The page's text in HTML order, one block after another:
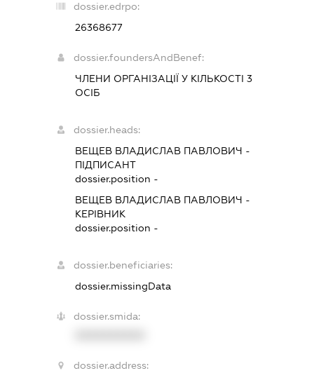
dossier.edrpo:
26368677
dossier.foundersAndBenef:
ЧЛЕНИ ОРГАНІЗАЦІЇ У КІЛЬКОСТІ 3
ОСІБ
dossier.heads:
ВЕЩЕВ ВЛАДИСЛАВ ПАВЛОВИЧ -
ПІДПИСАНТ
dossier.position -
ВЕЩЕВ ВЛАДИСЛАВ ПАВЛОВИЧ -
КЕРІВНИК
dossier.position -
dossier.beneficiaries:
dossier.missingData
dossier.smida:
dossier.address: